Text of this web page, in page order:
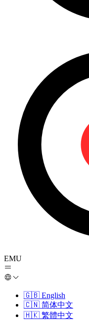
EMU
🇬🇧 English
🇨🇳 简体中文
🇭🇰 繁體中文